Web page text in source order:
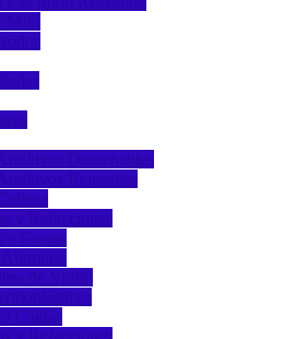
MIG
Desechables
Reusables
y Refacciones
y Gorras
Aluminio
de Vidrio
Caídas